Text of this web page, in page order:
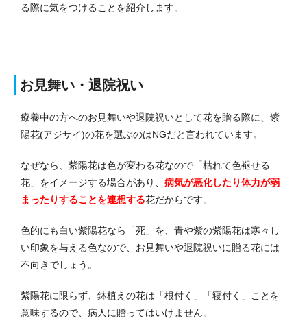
る際に気をつけることを紹介します。
お見舞い・退院祝い
療養中の方へのお見舞いや退院祝いとして花を贈る際に、紫
陽花(アジサイ)の花を選ぶのはNGだと言われています。
なぜなら、紫陽花は色が変わる花なので「枯れて色褪せる
花」をイメージする場合があり、 病気が悪化したり体力が弱
まったりすることを連想する花だからです。
色的にも白い紫陽花なら「死」を、青や紫の紫陽花は寒々し
い印象を与える色なので、お見舞いや退院祝いに贈る花には
不向きでしょう。
紫陽花に限らず、鉢植えの花は「根付く」「寝付く」ことを
意味するので、病人に贈ってはいけません。